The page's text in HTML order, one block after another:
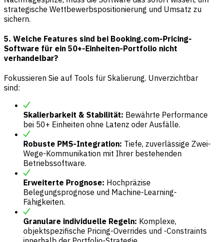
strategische Wettbewerbspositionierung und Umsatz zu
sichern.
5. Welche Features sind bei Booking.com-Pricing-
Software für ein 50+-Einheiten-Portfolio nicht
verhandelbar?
Fokussieren Sie auf Tools für Skalierung. Unverzichtbar
sind:
Skalierbarkeit & Stabilität: Bewährte Performance
bei 50+ Einheiten ohne Latenz oder Ausfälle.
Robuste PMS-Integration: Tiefe, zuverlässige Zwei-
Wege-Kommunikation mit Ihrer bestehenden
Betriebssoftware.
Erweiterte Prognose: Hochpräzise
Belegungsprognose und Machine-Learning-
Fähigkeiten.
Granulare individuelle Regeln: Komplexe,
objektspezifische Pricing-Overrides und -Constraints